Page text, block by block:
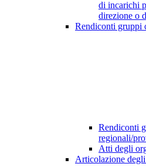
di incarichi
direzione o
Rendiconti gruppi
Rendiconti
regionali/
Atti degli
Articolazione